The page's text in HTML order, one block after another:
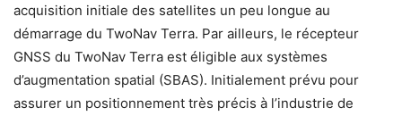
acquisition initiale des satellites un peu longue au
démarrage du TwoNav Terra. Par ailleurs, le récepteur
GNSS du TwoNav Terra est éligible aux systèmes
d’augmentation spatial (SBAS). Initialement prévu pour
assurer un positionnement très précis à l’industrie de